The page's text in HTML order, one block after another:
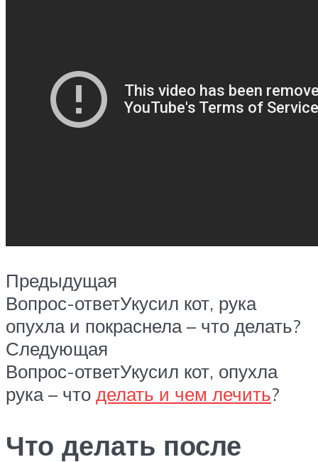
Предыдущая
Вопрос-ответУкусил кот, рука
опухла и покраснела – что делать?
Следующая
Вопрос-ответУкусил кот, опухла
рука – что делать и чем лечить?
Что делать после